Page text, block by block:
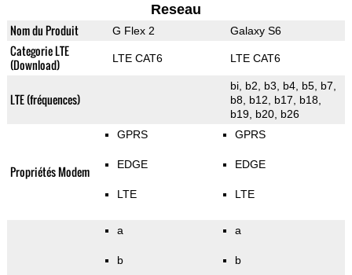
Reseau
Nom du Produit G Flex 2 Galaxy S6
Categorie LTE
(Download)
LTE CAT6 LTE CAT6
LTE (fréquences)
bi, b2, b3, b4, b5, b7,
b8, b12, b17, b18,
b19, b20, b26
Propriétés Modem
GPRS
EDGE
LTE
GPRS
EDGE
LTE
a
b
a
b